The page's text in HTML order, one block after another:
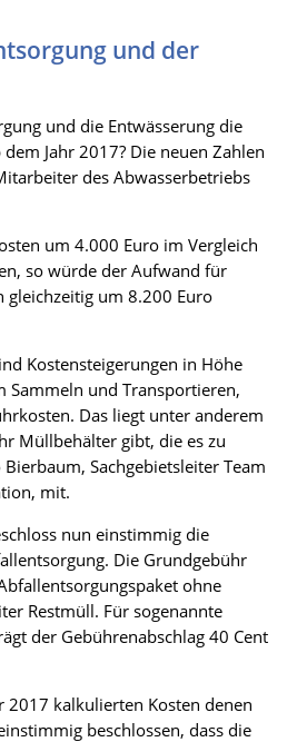
und der
und die Entwässerung die
Jahr 2017? Die neuen Zahlen
des Abwasserbetriebs
um 4.000 Euro im Vergleich
so würde der Aufwand für
gleichzeitig um 8.200 Euro
Kostensteigerungen in Höhe
Sammeln und Transportieren,
Das liegt unter anderem
Müllbehälter gibt, die es zu
Sachgebietsleiter Team
mit.
nun einstimmig die
Die Grundgebühr
ohne
Restmüll. Für sogenannte
der Gebührenabschlag 40 Cent
2017 kalkulierten Kosten denen
beschlossen, dass die